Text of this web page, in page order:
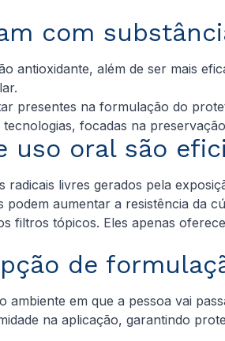
com
antioxidante, além de ser mais
presentes na formulação do
focadas na
uso oral são
livres gerados pela
aumentar a resistência da
filtros tópicos. Eles apenas
de
em que a pessoa vai
na aplicação, garantindo